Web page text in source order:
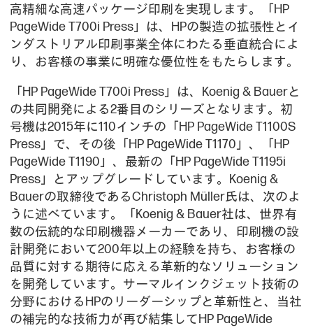
高精細な高速パッケージ印刷を実現します。「HP
PageWide T700i Press」は、HPの製造の拡張性とイ
ンダストリアル印刷事業全体にわたる垂直統合によ
り、お客様の事業に明確な優位性をもたらします。
「HP PageWide T700i Press」は、Koenig & Bauerと
の共同開発による2番目のシリーズとなります。初
号機は2015年に110インチの「HP PageWide T1100S
Press」で、その後「HP PageWide T1170」、「HP
PageWide T1190」、最新の「HP PageWide T1195i
Press」とアップグレードしています。Koenig &
Bauerの取締役であるChristoph Müller氏は、次のよ
うに述べています。「Koenig & Bauer社は、世界有
数の伝統的な印刷機器メーカーであり、印刷機の設
計開発において200年以上の経験を持ち、お客様の
品質に対する期待に応える革新的なソリューション
を開発しています。サーマルインクジェット技術の
分野におけるHPのリーダーシップと革新性と、当社
の補完的な技術力が再び結集してHP PageWide